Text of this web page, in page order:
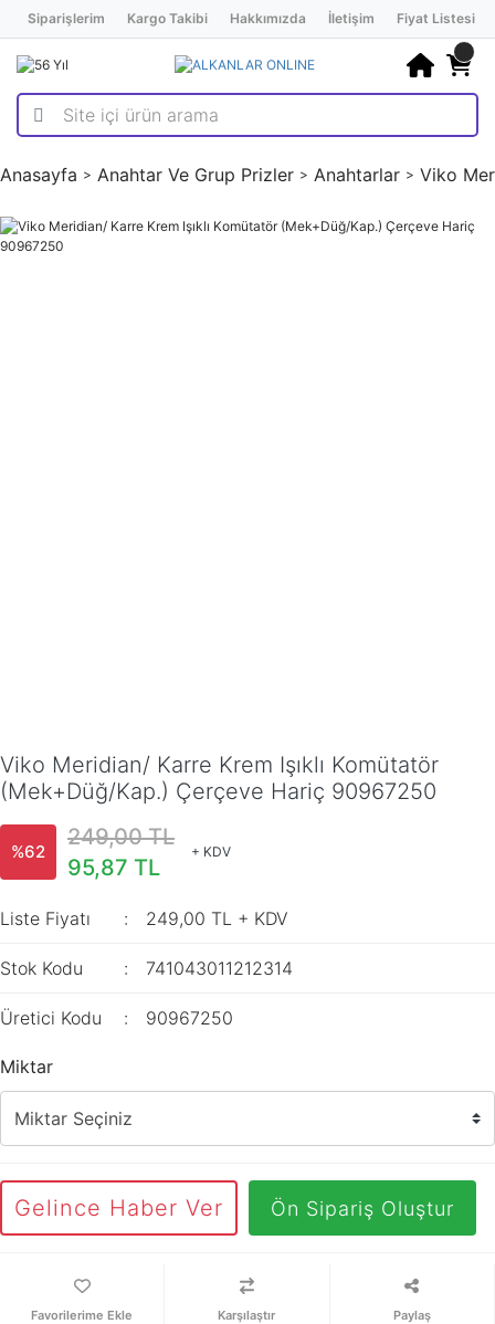
Siparişlerim Kargo Takibi Hakkımızda İletişim Fiyat Listesi
Anasayfa Anahtar Ve Grup Prizler Anahtarlar Viko
Viko Meridian/ Karre Krem Işıklı Komütatör
(Mek+Düğ/Kap.) Çerçeve Hariç 90967250
%62
249,00 TL
95,87 TL
+ KDV
Liste Fiyatı 249,00 TL + KDV
Stok Kodu 741043011212314
Üretici Kodu 90967250
Miktar
Gelince Haber Ver Ön Sipariş Oluştur
Karşılaştır Paylaş